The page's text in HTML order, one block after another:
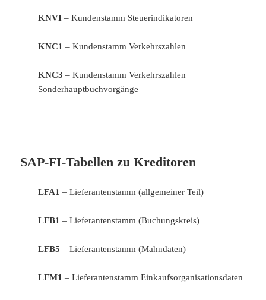
KNVI – Kundenstamm Steuerindikatoren
KNC1 – Kundenstamm Verkehrszahlen
KNC3 – Kundenstamm Verkehrszahlen
Sonderhauptbuchvorgänge
SAP-FI-Tabellen zu Kreditoren
LFA1 – Lieferantenstamm (allgemeiner Teil)
LFB1 – Lieferantenstamm (Buchungskreis)
LFB5 – Lieferantenstamm (Mahndaten)
LFM1 – Lieferantenstamm Einkaufsorganisationsdaten